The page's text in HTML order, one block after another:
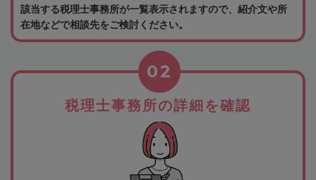
該当する税理士事務所が一覧表示されますので、紹介文や所
在地などで相談先をご検討ください。
税理士事務所の詳細を確認
02